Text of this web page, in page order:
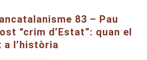
83 – Pau
“crim d’Estat”: quan el
l’història